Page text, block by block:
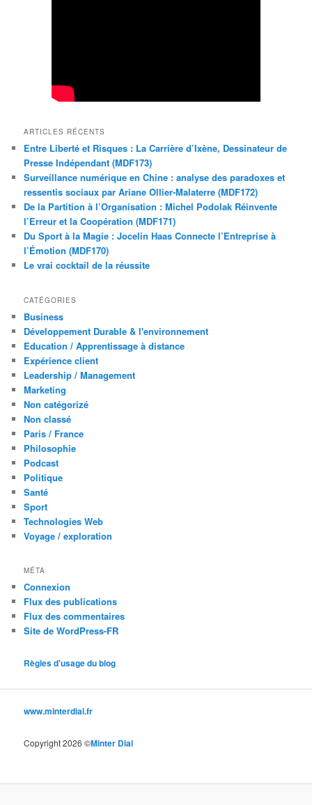
ARTICLES RÉCENTS
Entre Liberté et Risques : La Carrière d’Ixène, Dessinateur de
Presse Indépendant (MDF173)
Surveillance numérique en Chine : analyse des paradoxes et
ressentis sociaux par Ariane Ollier-Malaterre (MDF172)
De la Partition à l’Organisation : Michel Podolak Réinvente
l’Erreur et la Coopération (MDF171)
Du Sport à la Magie : Jocelin Haas Connecte l’Entreprise à
l’Émotion (MDF170)
Le vrai cocktail de la réussite
CATÉGORIES
Business
Développement Durable & l'environnement
Education / Apprentissage à distance
Expérience client
Leadership / Management
Marketing
Non catégorizé
Non classé
Paris / France
Philosophie
Podcast
Politique
Santé
Sport
Technologies Web
Voyage / exploration
MÉTA
Connexion
Flux des publications
Flux des commentaires
Site de WordPress-FR
Règles d'usage du blog
www.minterdial.fr
Copyright 2026 ©Minter Dial